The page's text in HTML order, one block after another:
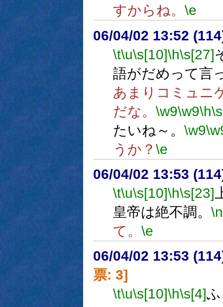
すからね。 \e
06/04/02 13:52
\t\u\s[10]\h\s[27]
語がだめって言
あまりコミュニ
だな。 \w9\w9\h
たいね～。 \w9
うか？ \e
06/04/02 13:53
\t\u\s[10]\h\s[23]
皇帝は絶不調。 \n
て。 \e
06/04/02 13:53
票: 3]
\t\u\s[10]\h\s[4]